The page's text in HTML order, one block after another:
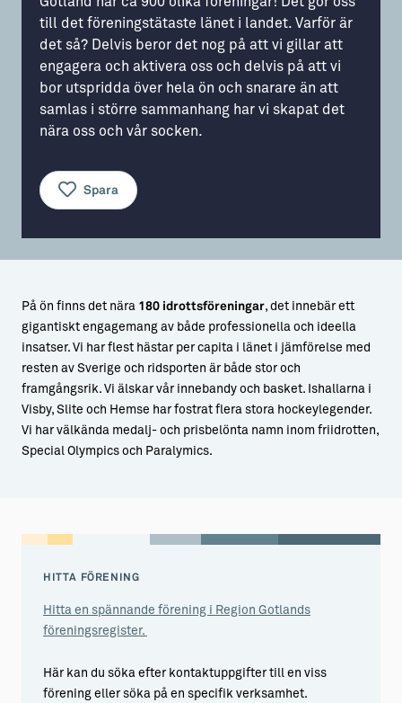
Aktiviteter
Sustainable Plejs
Möten & kongresser
Hansestaden världsarv
Gotlands kulturarv
Almedalsveckan
→ Gutamål och gotländska
Allt om bostad
→ Hyra bostad
→ Köpa bostad
→ Bygga hus
Allt om livet på Ön
→ Tonårsliv
Barn & Familj
till det föreningstätaste länet i landet. Varför är
det så? Delvis beror det nog på att vi gillar att
engagera och aktivera oss och delvis på att vi
bor utspridda över hela ön och snarare än att
samlas i större sammanhang har vi skapat det
nära oss och vår socken.
Spara
På ön finns det nära 180 idrottsföreningar, det innebär ett
gigantiskt engagemang av både professionella och ideella
insatser. Vi har flest hästar per capita i länet i jämförelse med
resten av Sverige och ridsporten är både stor och
framgångsrik. Vi älskar vår innebandy och basket. Ishallarna i
Visby, Slite och Hemse har fostrat flera stora hockeylegender.
Vi har välkända medalj- och prisbelönta namn inom friidrotten,
Special Olympics och Paralymics.
HITTA FÖRENING
Hitta en spännande förening i Region Gotlands
föreningsregister.
Här kan du söka efter kontaktuppgifter till en viss
förening eller söka på en specifik verksamhet.